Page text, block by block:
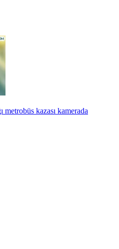
metrobüs kazası kamerada